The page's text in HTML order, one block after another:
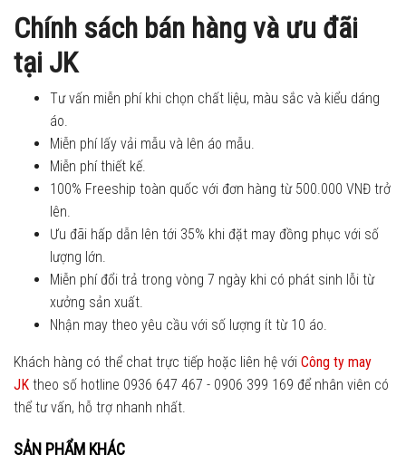
Chính sách bán hàng và ưu đãi
tại JK
Tư vấn miễn phí khi chọn chất liệu, màu sắc và kiểu dáng
áo.
Miễn phí lấy vải mẫu và lên áo mẫu.
Miễn phí thiết kế.
100% Freeship toàn quốc với đơn hàng từ 500.000 VNĐ trở
lên.
Ưu đãi hấp dẫn lên tới 35% khi đặt may đồng phục với số
lượng lớn.
Miễn phí đổi trả trong vòng 7 ngày khi có phát sinh lỗi từ
xưởng sản xuất.
Nhận may theo yêu cầu với số lượng ít từ 10 áo.
Khách hàng có thể chat trực tiếp hoặc liên hệ với Công ty may
JK theo số hotline 0936 647 467 - 0906 399 169 để nhân viên có
thể tư vấn, hỗ trợ nhanh nhất.
SẢN PHẨM KHÁC